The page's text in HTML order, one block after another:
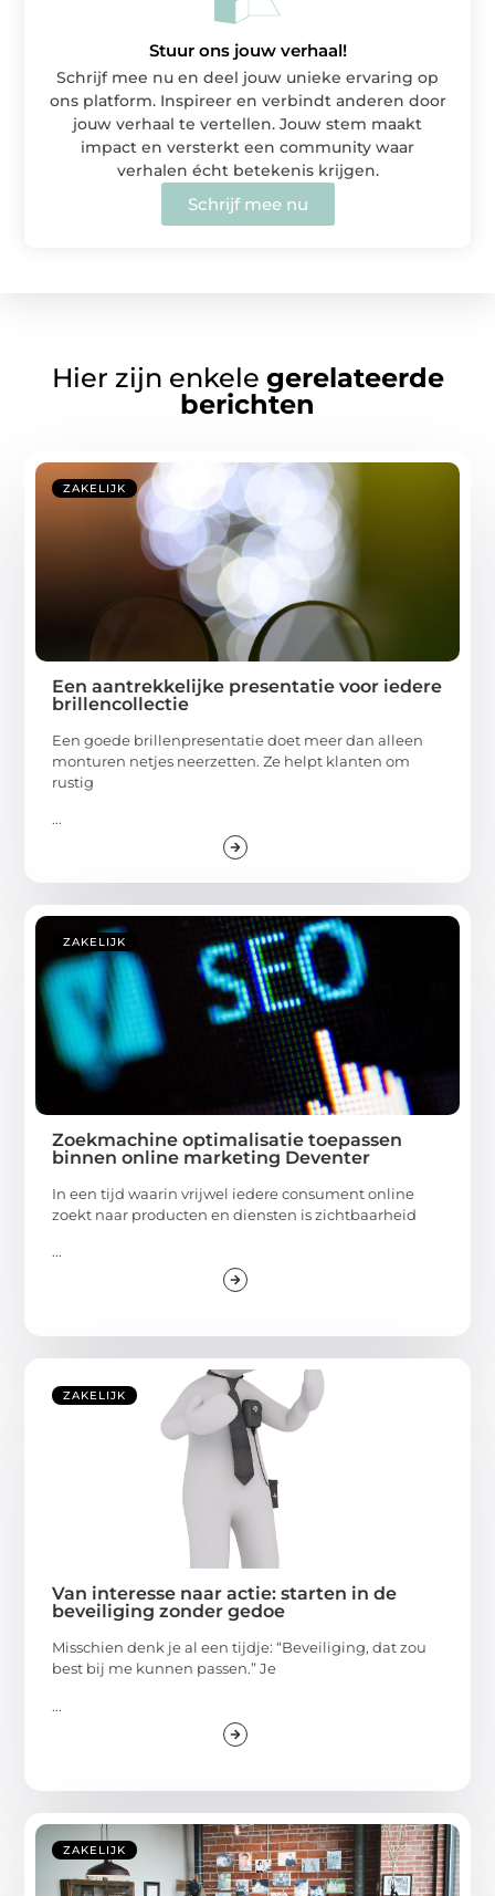
Stuur ons jouw verhaal!
Schrijf mee nu en deel jouw unieke ervaring op
ons platform. Inspireer en verbindt anderen door
jouw verhaal te vertellen. Jouw stem maakt
impact en versterkt een community waar
verhalen écht betekenis krijgen.
Schrijf mee nu
Hier zijn enkele gerelateerde
berichten
ZAKELIJK
Een aantrekkelijke presentatie voor iedere
brillencollectie
Een goede brillenpresentatie doet meer dan alleen
monturen netjes neerzetten. Ze helpt klanten om
rustig
...
ZAKELIJK
Zoekmachine optimalisatie toepassen
binnen online marketing Deventer
In een tijd waarin vrijwel iedere consument online
zoekt naar producten en diensten is zichtbaarheid
...
ZAKELIJK
Van interesse naar actie: starten in de
beveiliging zonder gedoe
Misschien denk je al een tijdje: “Beveiliging, dat zou
best bij me kunnen passen.” Je
...
ZAKELIJK